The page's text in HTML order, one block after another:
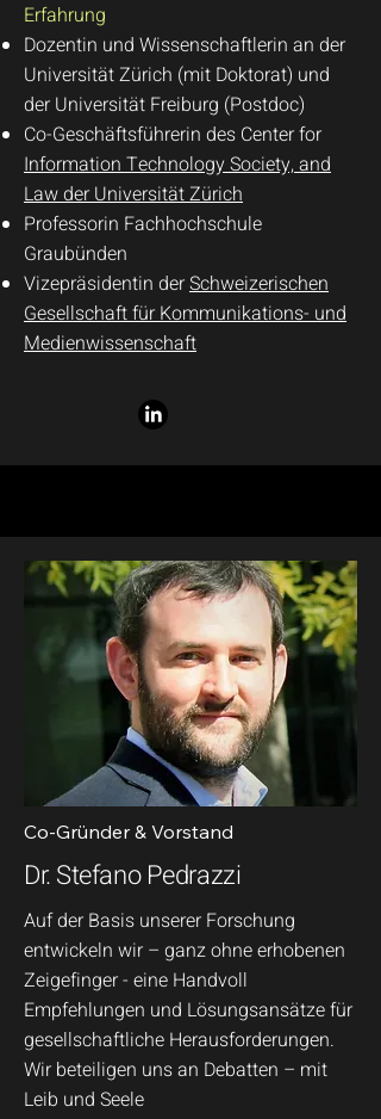
Erfahrung
Dozentin und Wissenschaftlerin an der
Universität Zürich (mit Doktorat) und
der Universität Freiburg (Postdoc)
Co-Geschäftsführerin des Center for
Information Technology Society, and
Law der Universität Zürich
Professorin Fachhochschule
Graubünden
Vizepräsidentin derSchweizerischen
Gesellschaft für Kommunikations- und
Medienwissenschaft
Co-Gründer & Vorstand
Dr. Stefano Pedrazzi
Auf der Basis unserer Forschung
entwickeln wir – ganz ohne erhobenen
Zeigefinger - eine Handvoll
Empfehlungen und Lösungsansätze für
gesellschaftliche Herausforderungen.
Wir beteiligen uns an Debatten – mit
Leib und Seele